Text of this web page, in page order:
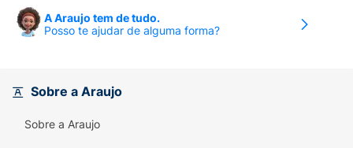
Principais Benefícios:
Trato Urinário Saudável:
Auxilia no controle
Sem Corantes:
A Araujo tem de tudo.
Posso te ajudar de alguma forma?
Sobre a Araujo
Sobre a Araujo